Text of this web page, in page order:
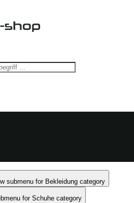
submenu for Bekleidung category
for Schuhe category